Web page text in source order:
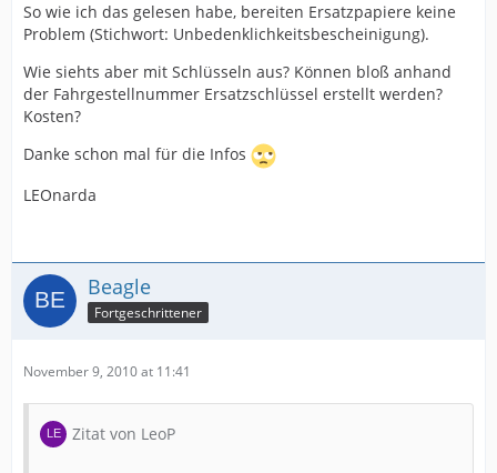
So wie ich das gelesen habe, bereiten Ersatzpapiere keine
Problem (Stichwort: Unbedenklichkeitsbescheinigung).
Wie siehts aber mit Schlüsseln aus? Können bloß anhand
der Fahrgestellnummer Ersatzschlüssel erstellt werden?
Kosten?
Danke schon mal für die Infos
LEOnarda
Beagle
Fortgeschrittener
November 9, 2010 at 11:41
Zitat von LeoP